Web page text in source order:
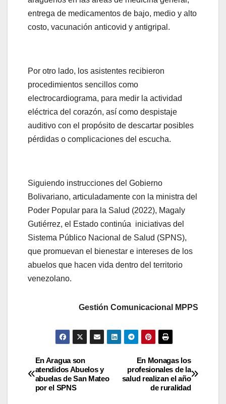
entrega de medicamentos de bajo, medio y alto
costo, vacunación anticovid y antigripal.
Por otro lado, los asistentes recibieron
procedimientos sencillos como
electrocardiograma, para medir la actividad
eléctrica del corazón, así como despistaje
auditivo con el propósito de descartar posibles
pérdidas o complicaciones del escucha.
Siguiendo instrucciones del Gobierno
Bolivariano, articuladamente con la ministra del
Poder Popular para la Salud (2022), Magaly
Gutiérrez, el Estado continúa iniciativas del
Sistema Público Nacional de Salud (SPNS),
que promuevan el bienestar e intereses de los
abuelos que hacen vida dentro del territorio
venezolano.
Gestión Comunicacional MPPS
En Monagas los
profesionales de la
salud realizan el año
de ruralidad
En Aragua son
atendidos Abuelos y
abuelas de San Mateo
por el SPNS